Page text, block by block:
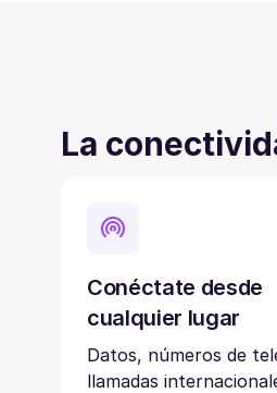
La
Conéctate desde
cualquier lugar
Datos, números de
llamadas